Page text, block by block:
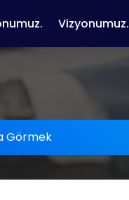
Vizyonumuz.
Görmek